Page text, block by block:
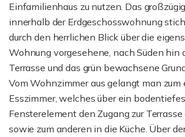
Einfamilienhaus zu nutzen. Das
innerhalb der Erdgeschosswohnung
durch den herrlichen Blick über die
Wohnung vorgesehene, nach Süden hin
Terrasse und das grün bewachsene
Vom Wohnzimmer aus gelangt man zum
Esszimmer, welches über ein bodentiefes
Fensterelement den Zugang zur
sowie zum anderen in die Küche. Über